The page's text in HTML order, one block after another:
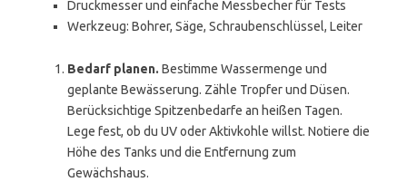
Druckmesser und einfache Messbecher für Tests
Werkzeug: Bohrer, Säge, Schraubenschlüssel, Leiter
Bedarf planen. Bestimme Wassermenge und
geplante Bewässerung. Zähle Tropfer und Düsen.
Berücksichtige Spitzenbedarfe an heißen Tagen.
Lege fest, ob du UV oder Aktivkohle willst. Notiere die
Höhe des Tanks und die Entfernung zum
Gewächshaus.